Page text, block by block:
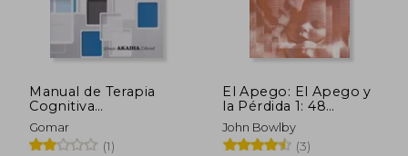
Manual de Terapia
Cognitiva
Comportamental con
Niños y Adolescentes
Gomar
(1)
El Apego: El Apego y
la Pérdida 1: 48
(Psicología Profunda)
John Bowlby
(3)